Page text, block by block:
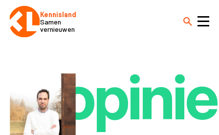
Kennisland
Samen
vernieuwen
opinie